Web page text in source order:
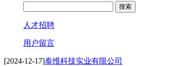
人才招聘
用户留言
[2024-12-17]泰维科技实业有限公司